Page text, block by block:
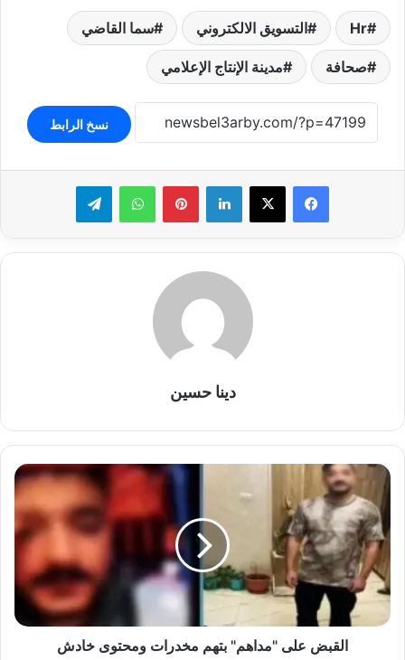
Hr التسويق الالكتروني سما القاضي
صحافة مدينة الإنتاج الإعلامي
نسخ الرابط
لينكدإن بينتيريستواتساب تيلقرام
دينا حسين
القبض
على
"مداهم"
بتهم
مخدرات
ومحتوى
خادش
القبض على "مداهم" بتهم مخدرات ومحتوى خادش